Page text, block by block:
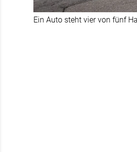
Ein Auto steht vier von fünf